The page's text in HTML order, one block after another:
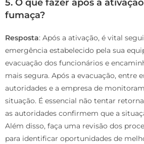
5. O que fazer após a
fumaça?
Resposta: Após a ativação, é vital
emergência estabelecido pela sua
evacuação dos funcionários e
mais segura. Após a evacuação, entre
autoridades e a empresa de
situação. É essencial não tentar
as autoridades confirmem que a
Além disso, faça uma revisão dos
para identificar oportunidades de